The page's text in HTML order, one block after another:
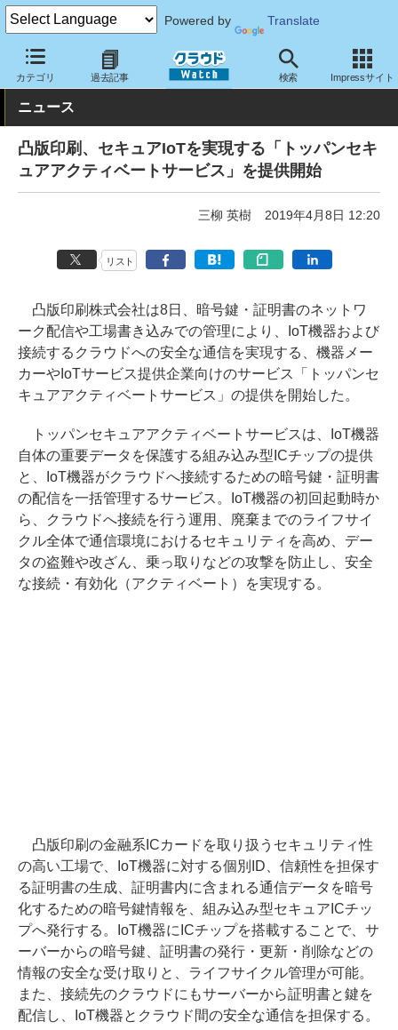
Powered by Translate
カテゴリ 過去記事 検索 Impressサイト
クラウド Watch セキュリティ セキュリティサービス
ニュース
凸版印刷、セキュアIoTを実現する「トッパンセキ
ュアアクティベートサービス」を提供開始
三柳 英樹 2019年4月8日 12:20
リスト
凸版印刷株式会社は8日、暗号鍵・証明書のネットワ
ーク配信や工場書き込みでの管理により、IoT機器および
接続するクラウドへの安全な通信を実現する、機器メー
カーやIoTサービス提供企業向けのサービス「トッパンセ
キュアアクティベートサービス」の提供を開始した。
トッパンセキュアアクティベートサービスは、IoT機器
自体の重要データを保護する組み込み型ICチップの提供
と、IoT機器がクラウドへ接続するための暗号鍵・証明書
の配信を一括管理するサービス。IoT機器の初回起動時か
ら、クラウドへ接続を行う運用、廃棄までのライフサイ
クル全体で通信環境におけるセキュリティを高め、デー
タの盗難や改ざん、乗っ取りなどの攻撃を防止し、安全
な接続・有効化（アクティベート）を実現する。
凸版印刷の金融系ICカードを取り扱うセキュリティ性
の高い工場で、IoT機器に対する個別ID、信頼性を担保す
る証明書の生成、証明書内に含まれる通信データを暗号
化するための暗号鍵情報を、組み込み型セキュアICチッ
プへ発行する。IoT機器にICチップを搭載することで、サ
ーバーからの暗号鍵、証明書の発行・更新・削除などの
情報の安全な受け取りと、ライフサイクル管理が可能。
また、接続先のクラウドにもサーバーから証明書と鍵を
配信し、IoT機器とクラウド間の安全な通信を担保する。